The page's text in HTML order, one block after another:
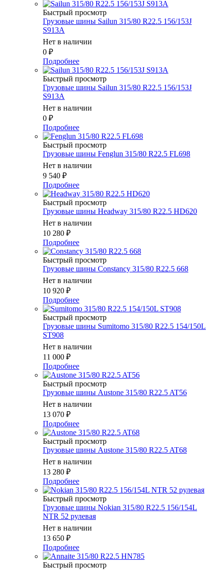
Быстрый просмотр
Грузовые шины Sailun 315/80 R22.5 156/153J
S913A
Нет в наличии
0 ₽
Подробнее
Быстрый просмотр
Грузовые шины Sailun 315/80 R22.5 156/153J
S913A
Нет в наличии
0 ₽
Подробнее
Быстрый просмотр
Грузовые шины Fenglun 315/80 R22.5 FL698
Нет в наличии
9 540 ₽
Подробнее
Быстрый просмотр
Грузовые шины Headway 315/80 R22.5 HD620
Нет в наличии
10 280 ₽
Подробнее
Быстрый просмотр
Грузовые шины Constancy 315/80 R22.5 668
Нет в наличии
10 920 ₽
Подробнее
Быстрый просмотр
Грузовые шины Sumitomo 315/80 R22.5 154/150L
ST908
Нет в наличии
11 000 ₽
Подробнее
Быстрый просмотр
Грузовые шины Austone 315/80 R22.5 AT56
Нет в наличии
13 070 ₽
Подробнее
Быстрый просмотр
Грузовые шины Austone 315/80 R22.5 AT68
Нет в наличии
13 280 ₽
Подробнее
Быстрый просмотр
Грузовые шины Nokian 315/80 R22.5 156/154L
NTR 52 рулевая
Нет в наличии
13 650 ₽
Подробнее
Быстрый просмотр